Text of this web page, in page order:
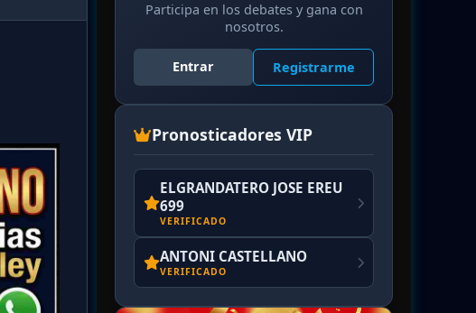
Participa en los debates y gana con
nosotros.
Entrar Registrarme
Pronosticadores VIP
ELGRANDATERO JOSE EREU
699
VERIFICADO
ANTONI CASTELLANO
VERIFICADO